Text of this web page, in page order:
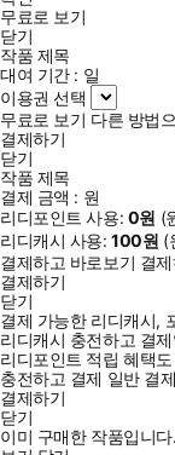
무료로 보기
닫기
작품 제목
대여 기간 : 일
이용권 선택
무료로 보기 다른 방법
결제하기
닫기
작품 제목
결제 금액 : 원
리디포인트 사용: 0원 (
리디캐시 사용:100원 (
결제하고 바로보기 결
결제하기
닫기
결제 가능한 리디캐시,
리디캐시 충전하고 결
리디포인트 적립 혜택
충전하고 결제 일반 결제
결제하기
닫기
이미 구매한 작품입니다.